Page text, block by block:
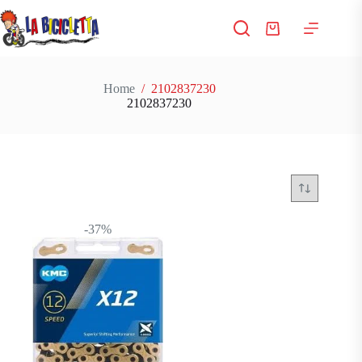
al
contenuto
Carrello
Home / 2102837230
2102837230
-37%